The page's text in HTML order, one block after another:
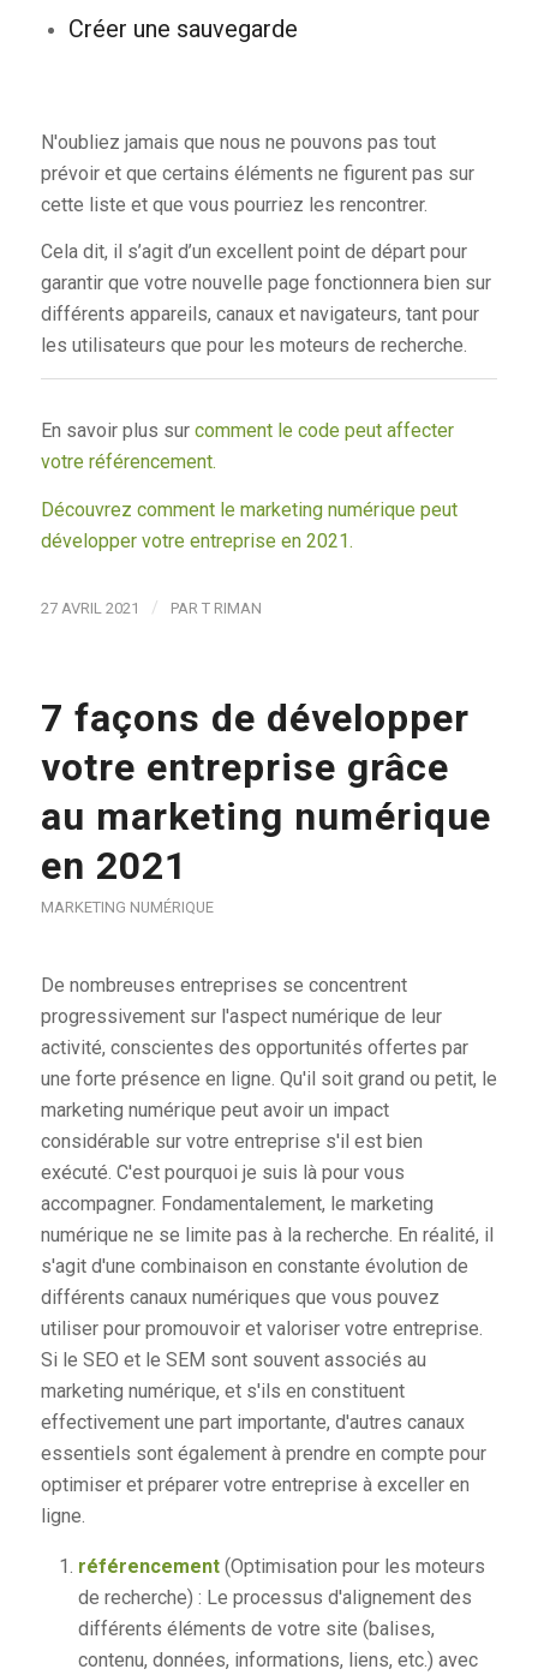
Créer une sauvegarde
N'oubliez jamais que nous ne pouvons pas tout
prévoir et que certains éléments ne figurent pas sur
cette liste et que vous pourriez les rencontrer.
Cela dit, il s’agit d’un excellent point de départ pour
garantir que votre nouvelle page fonctionnera bien sur
différents appareils, canaux et navigateurs, tant pour
les utilisateurs que pour les moteurs de recherche.
En savoir plus sur comment le code peut affecter
votre référencement.
Découvrez comment le marketing numérique peut
développer votre entreprise en 2021.
27 AVRIL 2021 / PAR T RIMAN
7 façons de développer
votre entreprise grâce
au marketing numérique
en 2021
MARKETING NUMÉRIQUE
De nombreuses entreprises se concentrent
progressivement sur l'aspect numérique de leur
activité, conscientes des opportunités offertes par
une forte présence en ligne. Qu'il soit grand ou petit, le
marketing numérique peut avoir un impact
considérable sur votre entreprise s'il est bien
exécuté. C'est pourquoi je suis là pour vous
accompagner. Fondamentalement, le marketing
numérique ne se limite pas à la recherche. En réalité, il
s'agit d'une combinaison en constante évolution de
différents canaux numériques que vous pouvez
utiliser pour promouvoir et valoriser votre entreprise.
Si le SEO et le SEM sont souvent associés au
marketing numérique, et s'ils en constituent
effectivement une part importante, d'autres canaux
essentiels sont également à prendre en compte pour
optimiser et préparer votre entreprise à exceller en
ligne.
référencement(Optimisation pour les moteurs
de recherche) : Le processus d'alignement des
différents éléments de votre site (balises,
contenu, données, informations, liens, etc.) avec